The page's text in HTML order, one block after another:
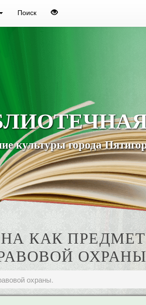
Поиск
культуры города
КАК
охраны.